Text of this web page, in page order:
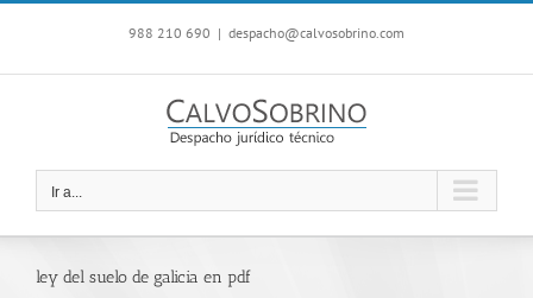
contenido
988 210 690 | despacho@calvosobrino.com
Ir a...
ley del suelo de galicia en pdf